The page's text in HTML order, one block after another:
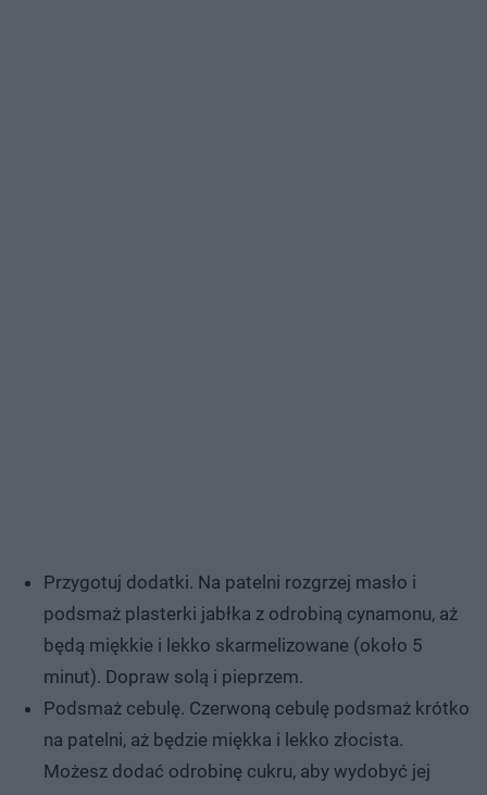
Przygotuj dodatki. Na patelni rozgrzej masło i
podsmaż plasterki jabłka z odrobiną cynamonu, aż
będą miękkie i lekko skarmelizowane (około 5
minut). Dopraw solą i pieprzem.
Podsmaż cebulę. Czerwoną cebulę podsmaż krótko
na patelni, aż będzie miękka i lekko złocista.
Możesz dodać odrobinę cukru, aby wydobyć jej